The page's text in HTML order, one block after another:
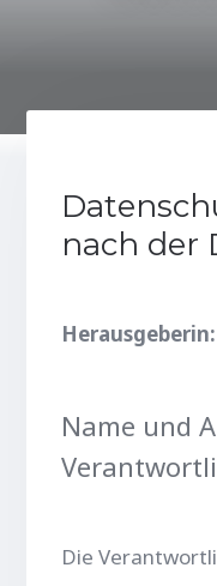
nach der
Herausgeberin:
Name und
Die